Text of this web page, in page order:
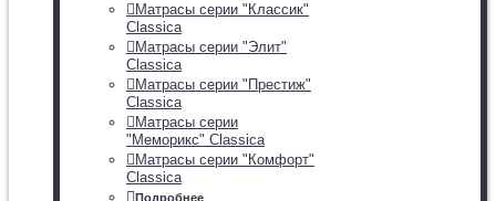
Матрасы серии "Классик"
Classica
Матрасы серии "Элит"
Classica
Матрасы серии "Престиж"
Classica
Матрасы серии
"Меморикс" Classica
Матрасы серии "Комфорт"
Classica
Подробнее